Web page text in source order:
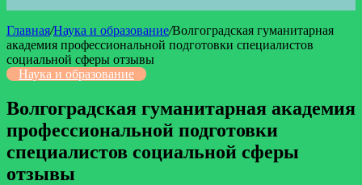
Главная/Наука и образование/Волгоградская гуманитарная
академия профессиональной подготовки специалистов
социальной сферы отзывы
Наука и образование
Волгоградская гуманитарная академия
профессиональной подготовки
специалистов социальной сферы
отзывы